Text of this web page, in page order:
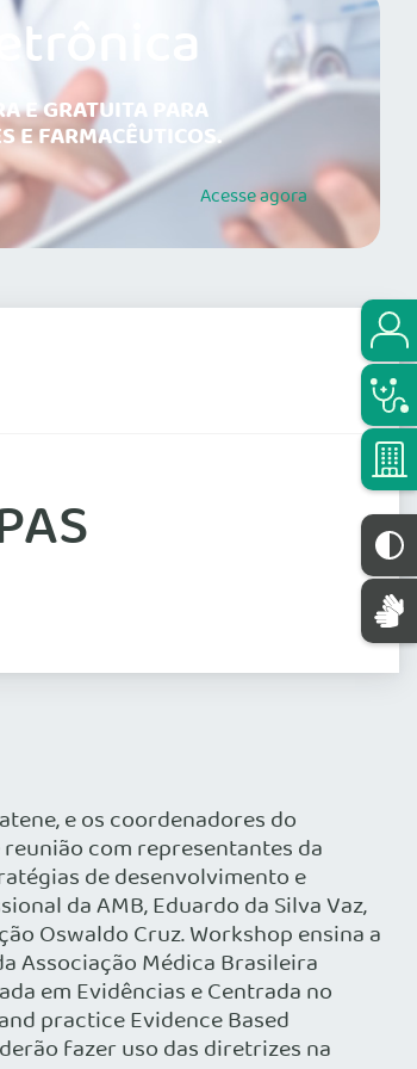
E GRATUITA PARA
E FARMACÊUTICOS.
Acesseagora
e os coordenadores do
com representantes da
de desenvolvimento e
da AMB, Eduardo da Silva Vaz,
Oswaldo Cruz. Workshop ensina a
Associação Médica Brasileira
em Evidências e Centrada no
practice Evidence Based
fazer uso das diretrizes na